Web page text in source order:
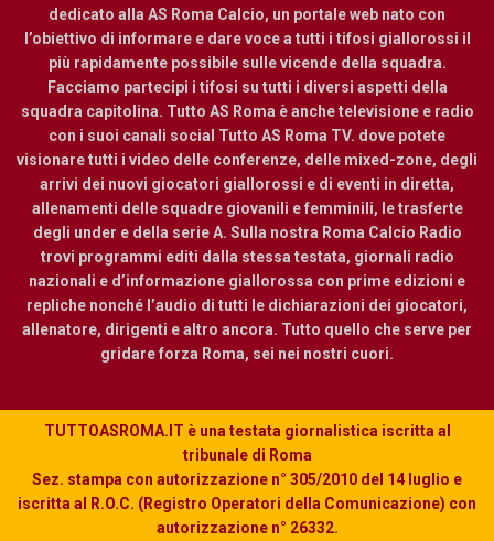
dedicato alla AS Roma Calcio, un portale web nato con
l’obiettivo di informare e dare voce a tutti i tifosi giallorossi il
più rapidamente possibile sulle vicende della squadra.
Facciamo partecipi i tifosi su tutti i diversi aspetti della
squadra capitolina. Tutto AS Roma è anche televisione e radio
con i suoi canali social Tutto AS Roma TV. dove potete
visionare tutti i video delle conferenze, delle mixed-zone, degli
arrivi dei nuovi giocatori giallorossi e di eventi in diretta,
allenamenti delle squadre giovanili e femminili, le trasferte
degli under e della serie A. Sulla nostra Roma Calcio Radio
trovi programmi editi dalla stessa testata, giornali radio
nazionali e d’informazione giallorossa con prime edizioni e
repliche nonché l’audio di tutti le dichiarazioni dei giocatori,
allenatore, dirigenti e altro ancora. Tutto quello che serve per
gridare forza Roma, sei nei nostri cuori.
TUTTOASROMA.IT è una testata giornalistica iscritta al
tribunale di Roma
Sez. stampa con autorizzazione n° 305/2010 del 14 luglio e
iscritta al R.O.C. (Registro Operatori della Comunicazione) con
autorizzazione n° 26332.